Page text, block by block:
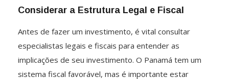
Considerar a Estrutura Legal e Fiscal
Antes de fazer um investimento, é vital consultar
especialistas legais e fiscais para entender as
implicações de seu investimento. O Panamá tem um
sistema fiscal favorável, mas é importante estar